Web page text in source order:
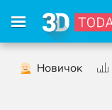
Новичок